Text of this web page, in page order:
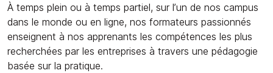
À temps plein ou à temps partiel, sur l’un de nos campus
dans le monde ou en ligne, nos formateurs passionnés
enseignent à nos apprenants les compétences les plus
recherchées par les entreprises à travers une pédagogie
basée sur la pratique.